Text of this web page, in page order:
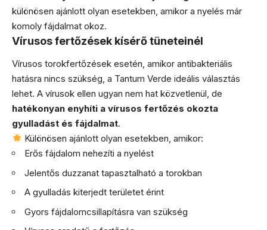
különösen ajánlott olyan esetekben, amikor a nyelés már
komoly fájdalmat okoz.
Vírusos fertőzések kísérő tüneteinél
Vírusos torokfertőzések esetén, amikor antibakteriális
hatásra nincs szükség, a Tantum Verde ideális választás
lehet. A vírusok ellen ugyan nem hat közvetlenül, de
hatékonyan enyhíti a vírusos fertőzés okozta
gyulladást és fájdalmat.
Különösen ajánlott olyan esetekben, amikor:
Erős fájdalom nehezíti a nyelést
Jelentős duzzanat tapasztalható a torokban
A gyulladás kiterjedt területet érint
Gyors fájdalomcsillapításra van szükség